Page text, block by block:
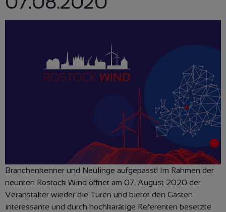
Branchenkenner und Neulinge aufgepasst! Im Rahmen der
neunten Rostock Wind öffnet am 07. August 2020 der
Veranstalter wieder die Türen und bietet den Gästen
interessante und durch hochkarätige Referenten besetzte